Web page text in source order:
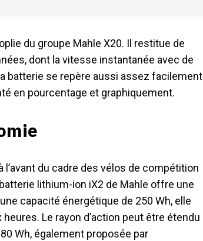
du groupe Mahle X20. Il restitue de
dont la vitesse instantanée avec de
batterie se repère aussi assez facilement
en pourcentage et graphiquement.
du cadre des vélos de compétition
lithium-ion iX2 de Mahle offre une
capacité énergétique de 250 Wh, elle
Le rayon d’action peut être étendu
Wh, également proposée par